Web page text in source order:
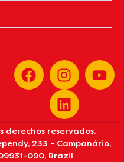
derechos reservados.
233 - Campanário,
090, Brazil